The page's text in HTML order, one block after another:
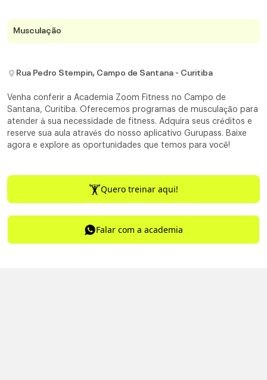
Musculação
Rua Pedro Stempin, Campo de Santana - Curitiba
Venha conferir a Academia Zoom Fitness no Campo de
Santana, Curitiba. Oferecemos programas de musculação para
atender à sua necessidade de fitness. Adquira seus créditos e
reserve sua aula através do nosso aplicativo Gurupass. Baixe
agora e explore as oportunidades que temos para você!
Quero treinar aqui!
Falar com a academia